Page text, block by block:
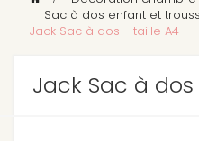
Sac à dos enfant et
Jack Sac à dos - taille A4
Jack Sac à